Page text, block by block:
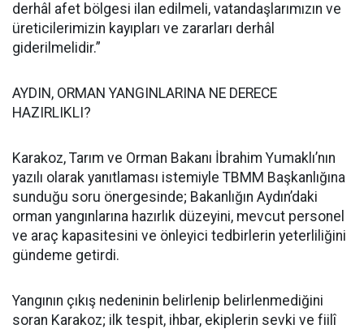
derhâl afet bölgesi ilan edilmeli, vatandaşlarımızın ve
üreticilerimizin kayıpları ve zararları derhâl
giderilmelidir.”
AYDIN, ORMAN YANGINLARINA NE DERECE
HAZIRLIKLI?
Karakoz, Tarım ve Orman Bakanı İbrahim Yumaklı’nın
yazılı olarak yanıtlaması istemiyle TBMM Başkanlığına
sunduğu soru önergesinde; Bakanlığın Aydın’daki
orman yangınlarına hazırlık düzeyini, mevcut personel
ve araç kapasitesini ve önleyici tedbirlerin yeterliliğini
gündeme getirdi.
Yangının çıkış nedeninin belirlenip belirlenmediğini
soran Karakoz; ilk tespit, ihbar, ekiplerin sevki ve fiilî